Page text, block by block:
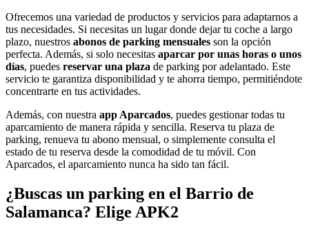
Ofrecemos una variedad de productos y servicios para adaptarnos a
tus necesidades. Si necesitas un lugar donde dejar tu coche a largo
plazo, nuestros abonos de parking mensuales son la opción
perfecta. Además, si solo necesitas aparcar por unas horas o unos
días, puedes reservar una plaza de parking por adelantado. Este
servicio te garantiza disponibilidad y te ahorra tiempo, permitiéndote
concentrarte en tus actividades.
Además, con nuestra app Aparcados, puedes gestionar todas tu
aparcamiento de manera rápida y sencilla. Reserva tu plaza de
parking, renueva tu abono mensual, o simplemente consulta el
estado de tu reserva desde la comodidad de tu móvil. Con
Aparcados, el aparcamiento nunca ha sido tan fácil.
¿Buscas un parking en el Barrio de
Salamanca? Elige APK2